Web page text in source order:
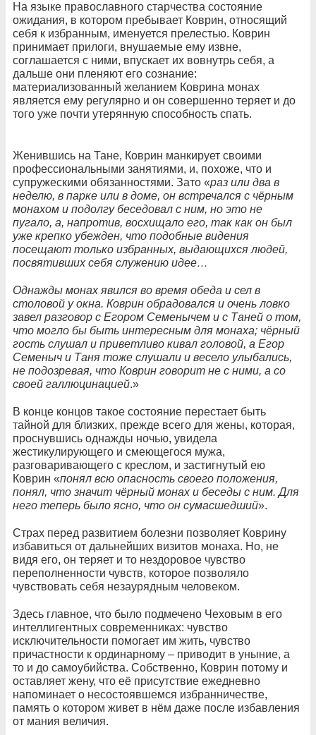
На языке православного старчества состояние
ожидания, в котором пребывает Коврин, относящий
себя к избранным, именуется прелестью. Коврин
принимает прилоги, внушаемые ему извне,
соглашается с ними, впускает их вовнутрь себя, а
дальше они пленяют его сознание:
материализованный желанием Коврина монах
является ему регулярно и он совершенно теряет и до
того уже почти утерянную способность спать.
Женившись на Тане, Коврин манкирует своими
профессиональными занятиями, и, похоже, что и
супружескими обязанностями. Зато «раз или два в
неделю, в парке или в доме, он встречался с чёрным
монахом и подолгу беседовал с ним, но это не
пугало, а, напротив, восхищало его, так как он был
уже крепко убежден, что подобные видения
посещают только избранных, выдающихся людей,
посвятивших себя служению идее…
Однажды монах явился во время обеда и сел в
столовой у окна. Коврин обрадовался и очень ловко
завел разговор с Егором Семенычем и с Таней о том,
что могло бы быть интересным для монаха; чёрный
гость слушал и приветливо кивал головой, а Егор
Семеныч и Таня тоже слушали и весело улыбались,
не подозревая, что Коврин говорит не с ними, а со
своей галлюцинацией.»
В конце концов такое состояние перестает быть
тайной для близких, прежде всего для жены, которая,
проснувшись однажды ночью, увидела
жестикулирующего и смеющегося мужа,
разговаривающего с креслом, и застигнутый ею
Коврин «понял всю опасность своего положения,
понял, что значит чёрный монах и беседы с ним. Для
него теперь было ясно, что он сумасшедший».
Страх перед развитием болезни позволяет Коврину
избавиться от дальнейших визитов монаха. Но, не
видя его, он теряет и то нездоровое чувство
переполненности чувств, которое позволяло
чувствовать себя незаурядным человеком.
Здесь главное, что было подмечено Чеховым в его
интеллигентных современниках: чувство
исключительности помогает им жить, чувство
причастности к ординарному – приводит в уныние, а
то и до самоубийства. Собственно, Коврин потому и
оставляет жену, что её присутствие ежедневно
напоминает о несостоявшемся избранничестве,
память о котором живет в нём даже после избавления
от мания величия.